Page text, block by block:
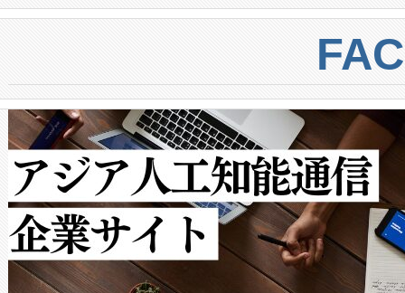
centers. Voltaiqは、ai&のAI
からシステム統合、試運転、
クルの各段階のデータを監視
[…]
トに対して約600メートルに
では、反射率10％のターゲッ
で向上し、最大検知距離は
ットだけで最大1キロメート
ルの変電所周囲を監視でき、
作業と点群処理を簡素化でき
Avia 2は、2種類のFOVオプシ